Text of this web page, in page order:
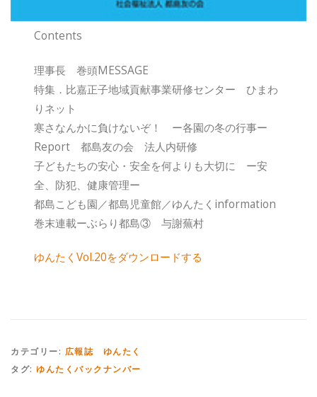
Contents
理事長 巻頭MESSAGE
特集．比嘉正子地域貢献事業研修センター ひまわ
りネット
寒さなんかに負けないぞ！ ー各園の冬の行事ー
Report 都島友の会 法人内研修
子どもたちの安心・安全を何よりも大切に ー安
全、防犯、健康管理ー
都島こども園／都島児童館／ゆんたくinformation
巻末連載ーぶらり都島③ 与謝蕪村
ゆんたくVol.20をダウンロードする
カテゴリー: 広報誌 ゆんたく
タグ: ゆんたくバックナンバー